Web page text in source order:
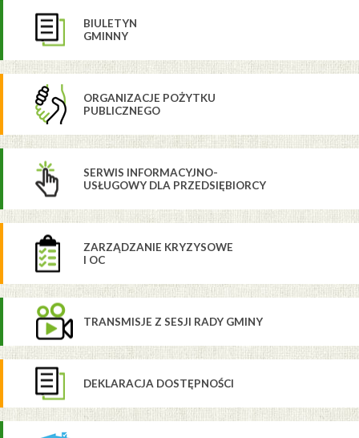
BIULETYN
GMINNY
ORGANIZACJE POŻYTKU
PUBLICZNEGO
SERWIS INFORMACYJNO-
USŁUGOWY DLA PRZEDSIĘBIORCY
ZARZĄDZANIE KRYZYSOWE
I OC
TRANSMISJE Z SESJI RADY GMINY
DEKLARACJA DOSTĘPNOŚCI